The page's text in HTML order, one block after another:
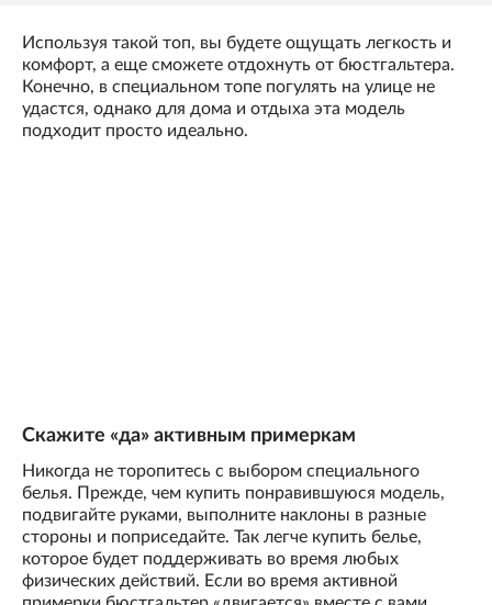
Используя такой топ, вы будете ощущать легкость и
комфорт, а еще сможете отдохнуть от бюстгальтера.
Конечно, в специальном топе погулять на улице не
удастся, однако для дома и отдыха эта модель
подходит просто идеально.
Скажите «да» активным примеркам
Никогда не торопитесь с выбором специального
белья. Прежде, чем купить понравившуюся модель,
подвигайте руками, выполните наклоны в разные
стороны и поприседайте. Так легче купить белье,
которое будет поддерживать во время любых
физических действий. Если во время активной